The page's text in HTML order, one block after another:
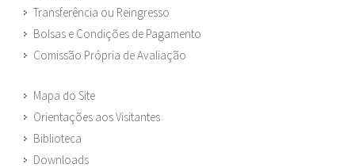
Transferência ou Reingresso
Bolsas e Condições de Pagamento
Comissão Própria de Avaliação
Mapa do Site
Orientações aos Visitantes
Biblioteca
Downloads